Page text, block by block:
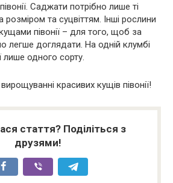
Саджати потрібно лише ті
розміром та суцвіттям. Інші рослини
півонії – для того, щоб за
легше доглядати. На одній клумбі
лише одного сорту.
красивих кущів півонії!
стаття? Поділіться з
друзями!